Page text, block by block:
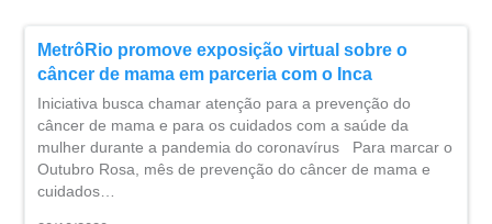
MetrôRio promove exposição virtual sobre o
câncer de mama em parceria com o Inca
Iniciativa busca chamar atenção para a prevenção do
câncer de mama e para os cuidados com a saúde da
mulher durante a pandemia do coronavírus Para marcar o
Outubro Rosa, mês de prevenção do câncer de mama e
cuidados…